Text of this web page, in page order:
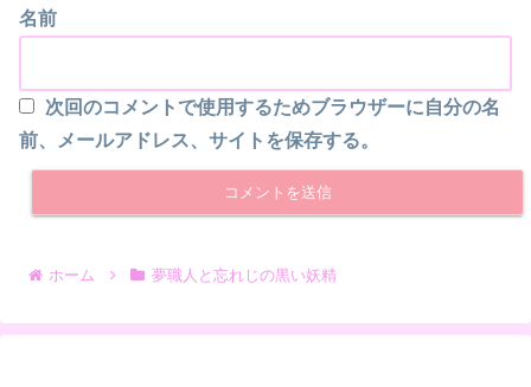
名前
次回のコメントで使用するためブラウザーに自分の名
前、メールアドレス、サイトを保存する。
ホーム 夢職人と忘れじの黒い妖精